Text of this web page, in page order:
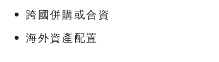
跨國併購或合資
海外資產配置